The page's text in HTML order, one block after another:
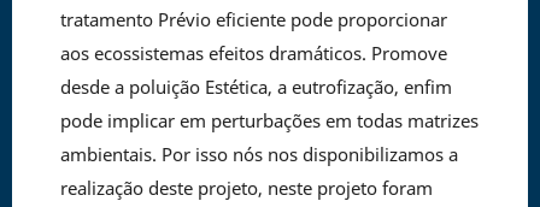
tratamento Prévio eficiente pode proporcionar
aos ecossistemas efeitos dramáticos. Promove
desde a poluição Estética, a eutrofização, enfim
pode implicar em perturbações em todas matrizes
ambientais. Por isso nós nos disponibilizamos a
realização deste projeto, neste projeto foram